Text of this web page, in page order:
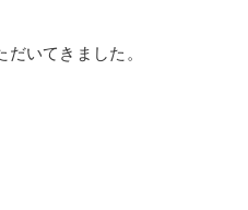
いてきました。